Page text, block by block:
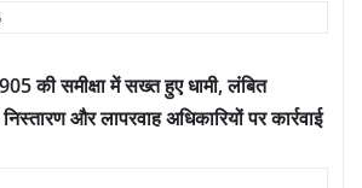
की समीक्षा में सख्त हुए धामी, लंबित
और लापरवाह अधिकारियों पर कार्रवाई